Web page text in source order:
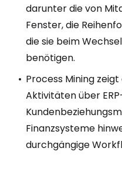
darunter die von
Fenster, die
die sie beim
benötigen.
Process Mining
Aktivitäten über
Finanzsysteme
durchgängige